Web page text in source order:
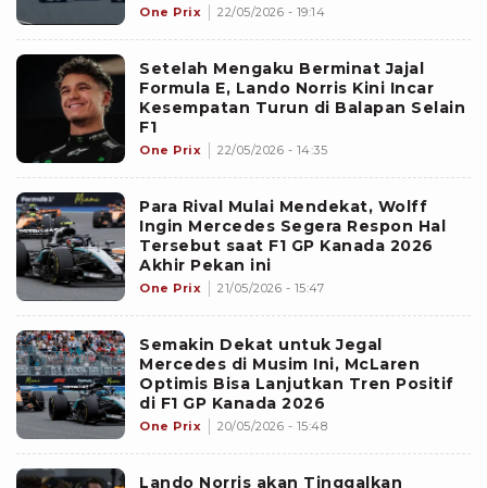
One Prix 22/05/2026 - 19:14
Setelah Mengaku Berminat Jajal
Formula E, Lando Norris Kini Incar
Kesempatan Turun di Balapan Selain
F1
One Prix 22/05/2026 - 14:35
Para Rival Mulai Mendekat, Wolff
Ingin Mercedes Segera Respon Hal
Tersebut saat F1 GP Kanada 2026
Akhir Pekan ini
One Prix 21/05/2026 - 15:47
Semakin Dekat untuk Jegal
Mercedes di Musim Ini, McLaren
Optimis Bisa Lanjutkan Tren Positif
di F1 GP Kanada 2026
One Prix 20/05/2026 - 15:48
Lando Norris akan Tinggalkan